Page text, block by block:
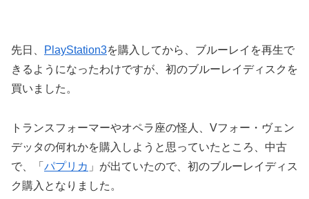
先日、 PlayStation3を購入してから、ブルーレイを再生で
きるようになったわけですが、初のブルーレイディスクを
買いました。
トランスフォーマーやオペラ座の怪人、Vフォー・ヴェン
デッタの何れかを購入しようと思っていたところ、中古
で、「 パプリカ 」が出ていたので、初のブルーレイディス
ク購入となりました。